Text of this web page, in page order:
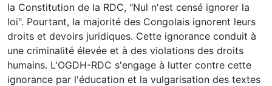
la Constitution de la RDC, "Nul n'est censé ignorer la
loi". Pourtant, la majorité des Congolais ignorent leurs
droits et devoirs juridiques. Cette ignorance conduit à
une criminalité élevée et à des violations des droits
humains. L'OGDH-RDC s'engage à lutter contre cette
ignorance par l'éducation et la vulgarisation des textes